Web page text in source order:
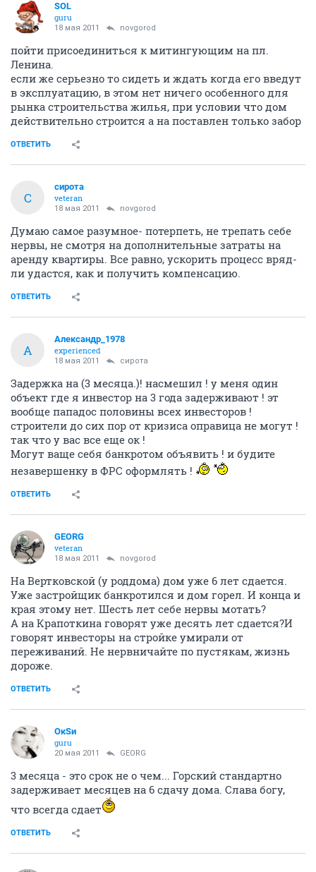
SOL
guru
18 мая 2011 novgorod
пойти присоединиться к митингующим на пл.
Ленина.
если же серьезно то сидеть и ждать когда его введут
в эксплуатацию, в этом нет ничего особенного для
рынка строительства жилья, при условии что дом
действительно строится а на поставлен только забор
ОТВЕТИТЬ
С
сирота
veteran
18 мая 2011 novgorod
Думаю самое разумное- потерпеть, не трепать себе
нервы, не смотря на дополнительные затраты на
аренду квартиры. Все равно, ускорить процесс вряд-
ли удастся, как и получить компенсацию.
ОТВЕТИТЬ
А
Александр_1978
experienced
18 мая 2011 сирота
Задержка на (3 месяца.)! насмешил ! у меня один
объект где я инвестор на 3 года задерживают ! эт
вообще пападос половины всех инвесторов !
строители до сих пор от кризиса оправица не могут !
так что у вас все еще ок !
Могут ваще себя банкротом объявить ! и будите
незавершенку в ФРС оформлять !
ОТВЕТИТЬ
GEORG
veteran
18 мая 2011 novgorod
На Вертковской (у роддома) дом уже 6 лет сдается.
Уже застройщик банкротился и дом горел. И конца и
края этому нет. Шесть лет себе нервы мотать?
А на Крапоткина говорят уже десять лет сдается?И
говорят инвесторы на стройке умирали от
переживаний. Не нервничайте по пустякам, жизнь
дороже.
ОТВЕТИТЬ
ОкSи
guru
20 мая 2011 GEORG
3 месяца - это срок не о чем... Горский стандартно
задерживает месяцев на 6 сдачу дома. Слава богу,
что всегда сдает
ОТВЕТИТЬ